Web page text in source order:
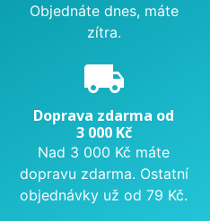
Objednáte dnes, máte
zítra.
local_shipping
Doprava zdarma od
3 000 Kč
Nad 3 000 Kč máte
dopravu zdarma. Ostatní
objednávky už od 79 Kč.